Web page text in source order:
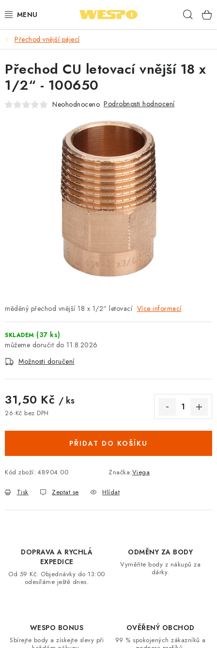
na
ARMATURY PRO TOPENÍ A VODU
TOPENÍ A OHŘEV VODY
TVAROVKY A TRUBKY
⭐ NEJLÉPE HODNOCENÉ
🎁 ODMĚNY ZA BODY
🏆 WESPO BONUS
OBCHODNÍ PODMÍNKY
🚚 STAV OBJEDNÁVKY
VRÁCENÍ ZBOŽÍ A REKLAMACE
MOJE OBJEDNÁVKA
ZNAČKY
Podmínky ochrany osobních údajů
Moje objednávka
Přechod vnější pájecí
měděný přechod vnější 18 x 1/2“ letovací Více informací
SKLADEM (37 ks)
11.8.2026
Možnosti doručení
31,50 Kč / ks
26 Kč bez DPH
PŘIDAT DO KOŠÍKU
Kód zboží: 48904.00 Značka:Viega
Tisk Zeptat se Hlídat
Přechod CU letovací vnější 18 x
1/2“ - 100650
Neohodnoceno Podrobnosti hodnocení
DOPRAVA A RYCHLÁ
EXPEDICE
Od 59 Kč. Objednávky do 13:00
odesíláme ještě dnes.
ODMĚNY ZA BODY
Vyměňte body z nákupů za
dárky.
WESPO BONUS
Sbírejte body a získejte slevy při
OVĚŘENÝ OBCHOD
99 % spokojených zákazníků a